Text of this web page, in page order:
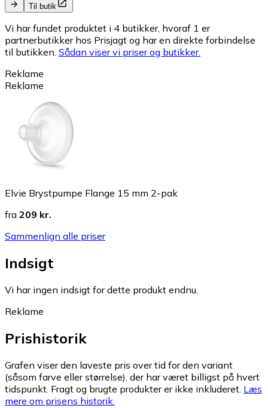
Til butik
Vi har fundet produktet i 4 butikker, hvoraf 1 er
partnerbutikker hos Prisjagt og har en direkte forbindelse
til butikken. Sådan viser vi priser og butikker.
Reklame
Reklame
Elvie Brystpumpe Flange 15 mm 2-pak
fra 209 kr.
Sammenlign alle priser
Indsigt
Vi har ingen indsigt for dette produkt endnu.
Reklame
Prishistorik
Grafen viser den laveste pris over tid for den variant
(såsom farve eller størrelse), der har været billigst på hvert
tidspunkt. Fragt og brugte produkter er ikke inkluderet. Læs
mere om prisens historik.